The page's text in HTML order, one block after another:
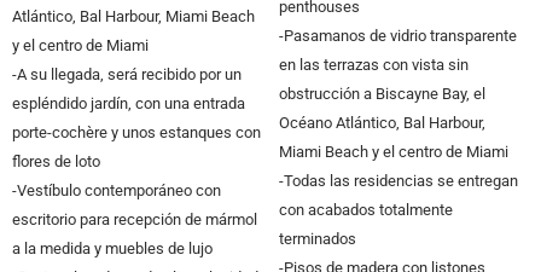
Atlántico, Bal Harbour, Miami Beach
y el centro de Miami
-A su llegada, será recibido por un
espléndido jardín, con una entrada
porte-cochère y unos estanques con
flores de loto
-Vestíbulo contemporáneo con
escritorio para recepción de mármol
a la medida y muebles de lujo
penthouses
-Pasamanos de vidrio transparente
en las terrazas con vista sin
obstrucción a Biscayne Bay, el
Océano Atlántico, Bal Harbour,
Miami Beach y el centro de Miami
-Todas las residencias se entregan
con acabados totalmente
terminados
-Pisos de madera con listones